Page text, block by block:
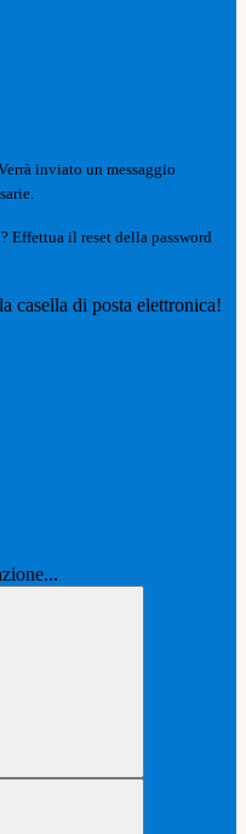
inviato un messaggio
Effettua il reset della password
casella di posta elettronica!